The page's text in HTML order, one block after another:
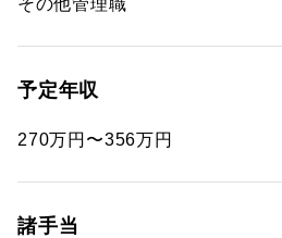
その他管理職
予定年収
270万円〜356万円
諸手当